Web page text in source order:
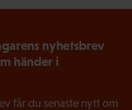
nyhetsbrev
händer i
får du senaste nytt om